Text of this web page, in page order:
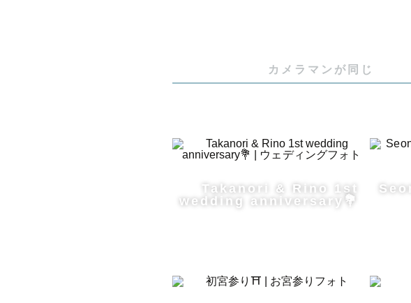
ウェディング前撮りやロケ
どうぞ気軽に「たくやさん
⸻
カメラとの出会いは、友人
カメラマンが同じ
Takanori & Rino 1st
wedding anniversary💐